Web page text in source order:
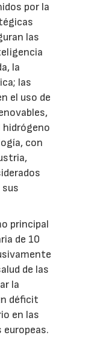
por la
las
la
las
el uso de
con
sus
principal
de 10
de las
la
déficit
en las